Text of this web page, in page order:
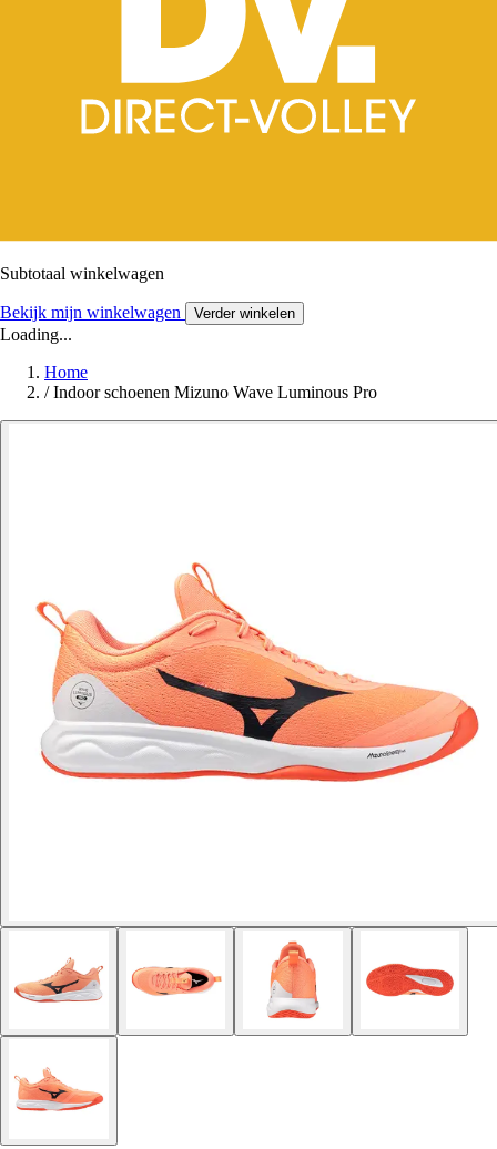
Subtotaal winkelwagen
Bekijk mijn winkelwagen Verder winkelen
Loading...
Home
/ Indoor schoenen Mizuno Wave Luminous Pro